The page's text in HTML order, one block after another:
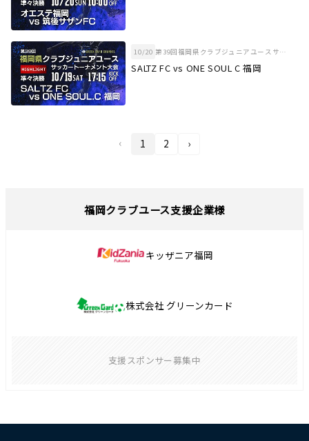
10/20 第39回福岡県クラブジュニアユースサッカートーナメント大会 準々決勝
SALTZ FC vs ONE SOUL C 福岡
‹ 1 2 ›
福岡クラブユース支援企業様
キッザニア福岡
株式会社 グリーンカード
支援スポンサー募集中